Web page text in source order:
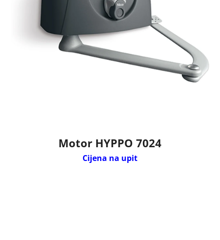
Motor HYPPO 7024
Cijena na upit